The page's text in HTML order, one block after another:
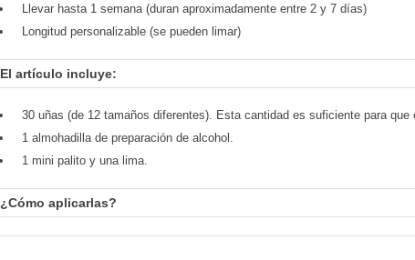
Llevar hasta 1 semana (duran aproximadamente entre 2 y 7 días)
Longitud personalizable (se pueden limar)
El artículo incluye:
30 uñas (de 12 tamaños diferentes). Esta cantidad es suficiente para que
1 almohadilla de preparación de alcohol.
1 mini palito y una lima.
¿Cómo aplicarlas?